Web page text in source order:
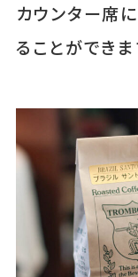
カウンター席
ることができま